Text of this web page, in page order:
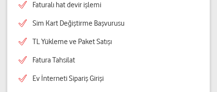
Faturalı hat devir işlemi
Sim Kart Değiştirme Başvurusu
TL Yükleme ve Paket Satışı
Fatura Tahsilat
Ev İnterneti Sipariş Girişi